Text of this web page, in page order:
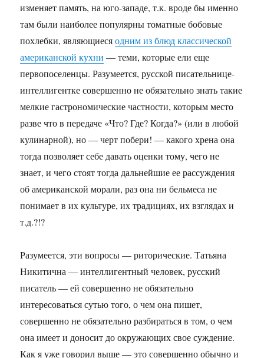
изменяет память, на юго-западе, т.к. вроде бы именно
там были наиболее популярны томатные бобовые
похлебки, являющиесяодним из блюд классической
американской кухни — теми, которые ели еще
первопоселенцы. Разумеется, русской писательнице-
интеллигентке совершенно не обязательно знать такие
мелкие гастрономические частности, которым место
разве что в передаче «Что? Где? Когда?» (или в любой
кулинарной), но — черт побери! — какого хрена она
тогда позволяет себе давать оценки тому, чего не
знает, и чего стоят тогда дальнейшие ее рассуждения
об американской морали, раз она ни бельмеса не
понимает в их культуре, их традициях, их взглядах и
т.д.?!?
Разумеется, эти вопросы — риторические. Татьяна
Никитична — интеллигентный человек, русский
писатель — ей совершенно не обязательно
интересоваться сутью того, о чем она пишет,
совершенно не обязательно разбираться в том, о чем
она имеет и доносит до окружающих свое суждение.
Как я уже говорил выше — это совершенно обычно и